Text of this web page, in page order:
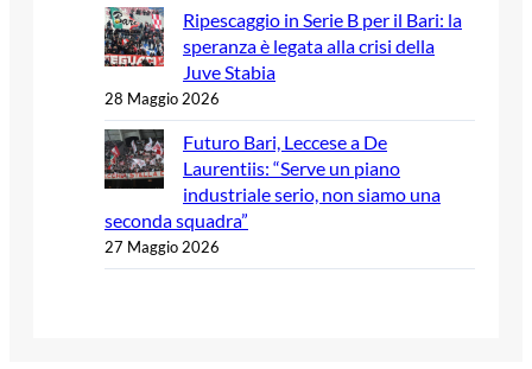
Ripescaggio in Serie B per il Bari: la
speranza è legata alla crisi della
Juve Stabia
28 Maggio 2026
Futuro Bari, Leccese a De
Laurentiis: “Serve un piano
industriale serio, non siamo una
seconda squadra”
27 Maggio 2026